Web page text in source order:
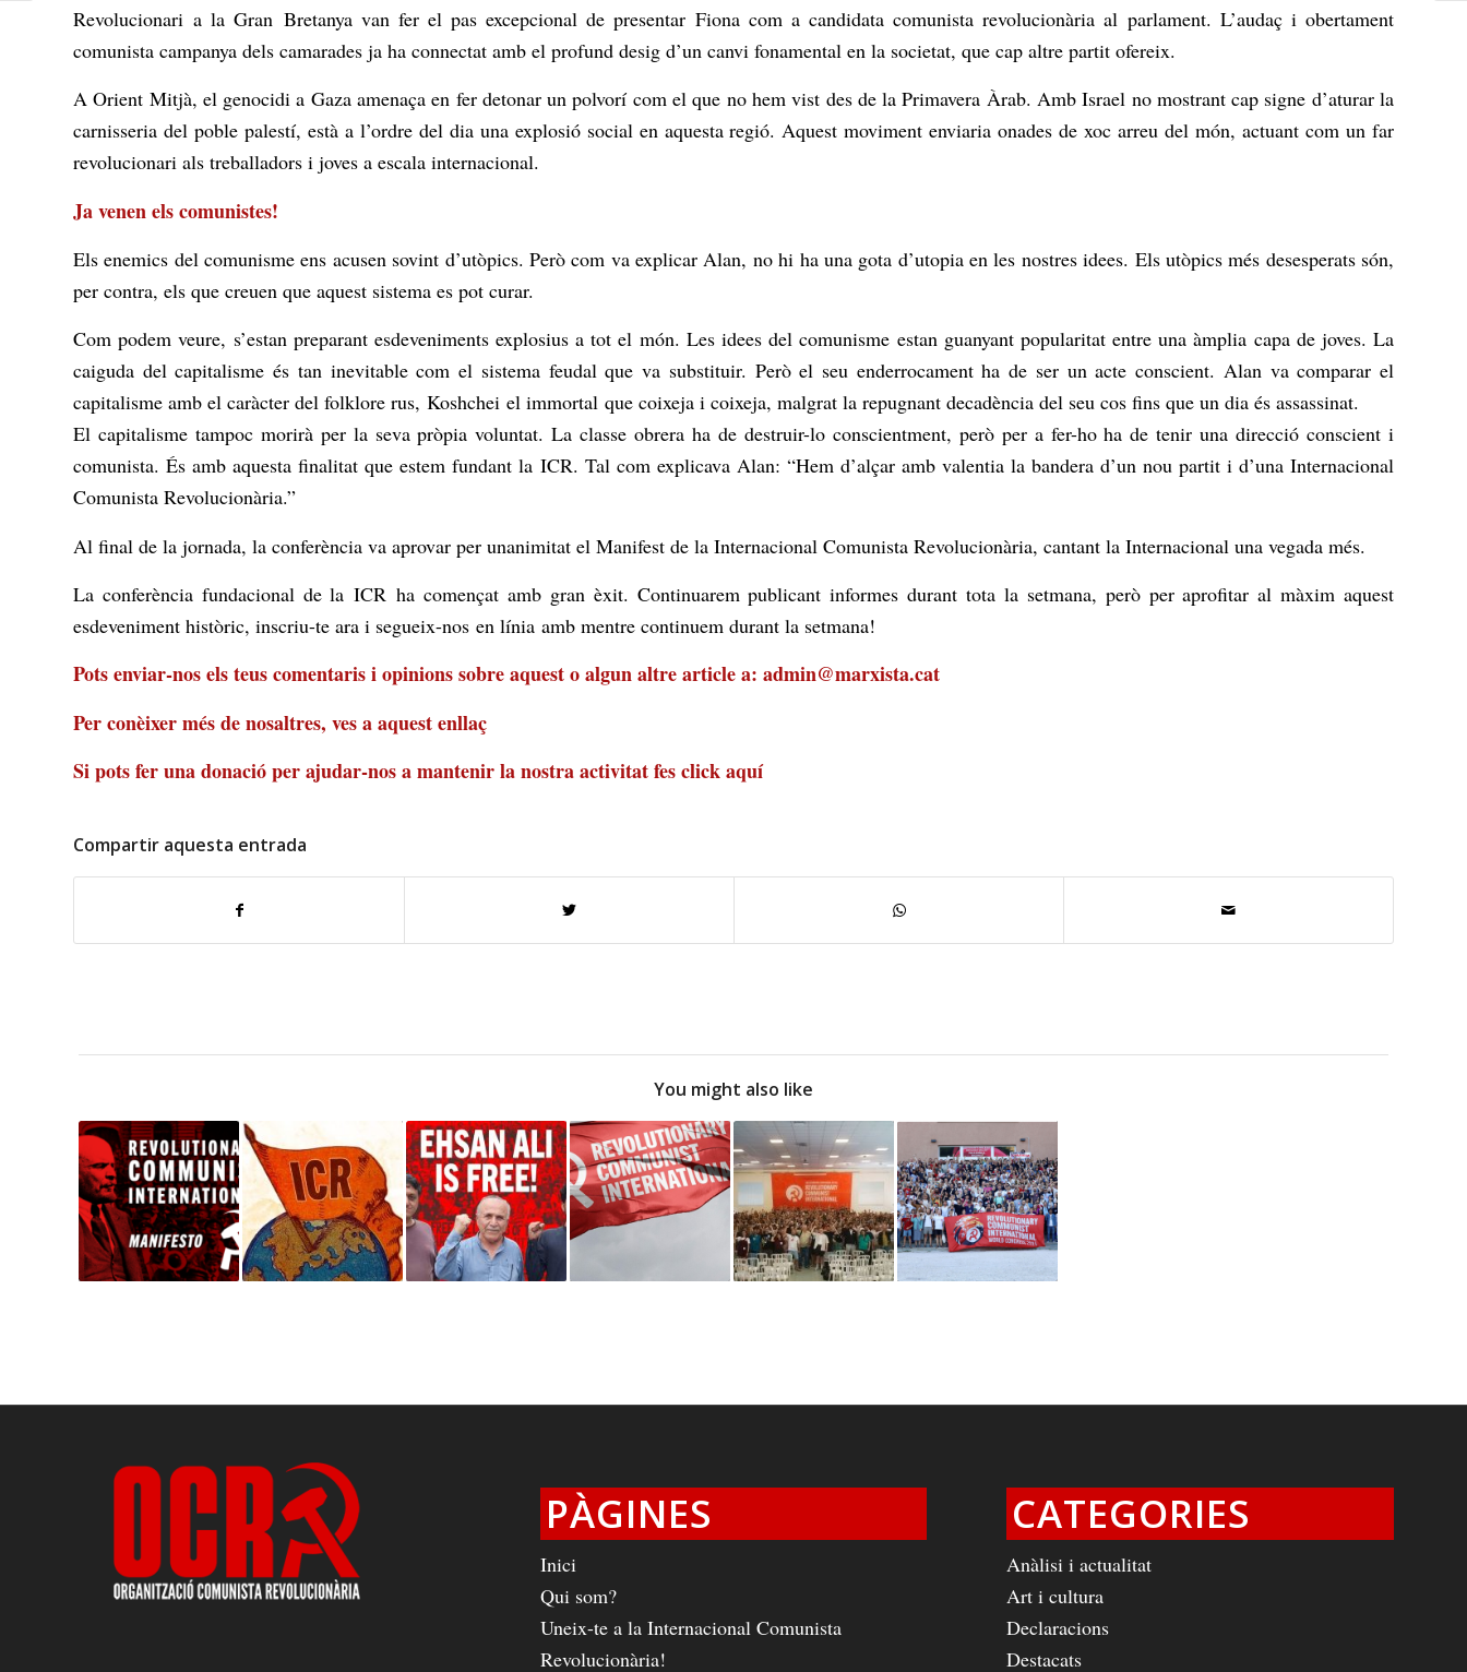
Revolucionari a la Gran Bretanya van fer el pas excepcional de presentar Fiona com a candidata comunista revolucionària al parlament. L’audaç i obertament
comunista campanya dels camarades ja ha connectat amb el profund desig d’un canvi fonamental en la societat, que cap altre partit ofereix.
A Orient Mitjà, el genocidi a Gaza amenaça en fer detonar un polvorí com el que no hem vist des de la Primavera Àrab. Amb Israel no mostrant cap signe d’aturar la
carnisseria del poble palestí, està a l’ordre del dia una explosió social en aquesta regió. Aquest moviment enviaria onades de xoc arreu del món, actuant com un far
revolucionari als treballadors i joves a escala internacional.
Ja venen els comunistes!
Els enemics del comunisme ens acusen sovint d’utòpics. Però com va explicar Alan, no hi ha una gota d’utopia en les nostres idees. Els utòpics més desesperats són,
per contra, els que creuen que aquest sistema es pot curar.
Com podem veure, s’estan preparant esdeveniments explosius a tot el món. Les idees del comunisme estan guanyant popularitat entre una àmplia capa de joves. La
caiguda del capitalisme és tan inevitable com el sistema feudal que va substituir. Però el seu enderrocament ha de ser un acte conscient. Alan va comparar el
capitalisme amb el caràcter del folklore rus, Koshchei el immortal que coixeja i coixeja, malgrat la repugnant decadència del seu cos fins que un dia és assassinat.
El capitalisme tampoc morirà per la seva pròpia voluntat. La classe obrera ha de destruir-lo conscientment, però per a fer-ho ha de tenir una direcció conscient i
comunista. És amb aquesta finalitat que estem fundant la ICR. Tal com explicava Alan: “Hem d’alçar amb valentia la bandera d’un nou partit i d’una Internacional
Comunista Revolucionària.”
Al final de la jornada, la conferència va aprovar per unanimitat el Manifest de la Internacional Comunista Revolucionària, cantant la Internacional una vegada més.
La conferència fundacional de laICR ha començat amb gran èxit. Continuarem publicant informes durant tota la setmana, però per aprofitar al màxim aquest
esdeveniment històric, inscriu-te ara i segueix-nos en línia amb mentre continuem durant la setmana!
Pots enviar-nos els teus comentaris i opinions sobre aquest o algun altre article a: admin@marxista.cat
Per conèixer més de nosaltres, ves aaquest enllaç
Si pots fer una donació per ajudar-nos a mantenir la nostra activitatfes click aquí
Compartir aquesta entrada
You might also like
PÀGINES
Inici
Qui som?
Uneix-te a la Internacional Comunista
Revolucionària!
CATEGORIES
Anàlisi i actualitat
Art i cultura
Declaracions
Destacats